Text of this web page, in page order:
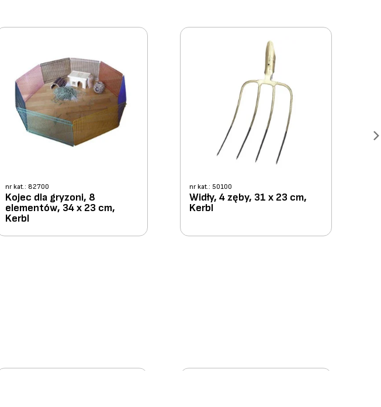
nr kat.: 82700
Kojec dla gryzoni, 8
elementów, 34 x 23 cm,
Kerbl
nr kat.: 50100
Widły, 4 zęby, 31 x 23 cm,
Kerbl